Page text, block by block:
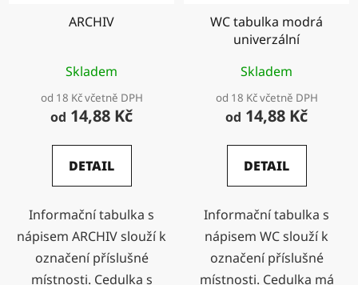
ARCHIV
Skladem
od 18 Kč včetně DPH
od 14,88 Kč
DETAIL
Informační tabulka s
nápisem ARCHIV slouží k
označení příslušné
místnosti. Cedulka s
WC tabulka modrá
univerzální
Skladem
od 18 Kč včetně DPH
od 14,88 Kč
DETAIL
Informační tabulka s
nápisem WC slouží k
označení příslušné
místnosti. Cedulka má